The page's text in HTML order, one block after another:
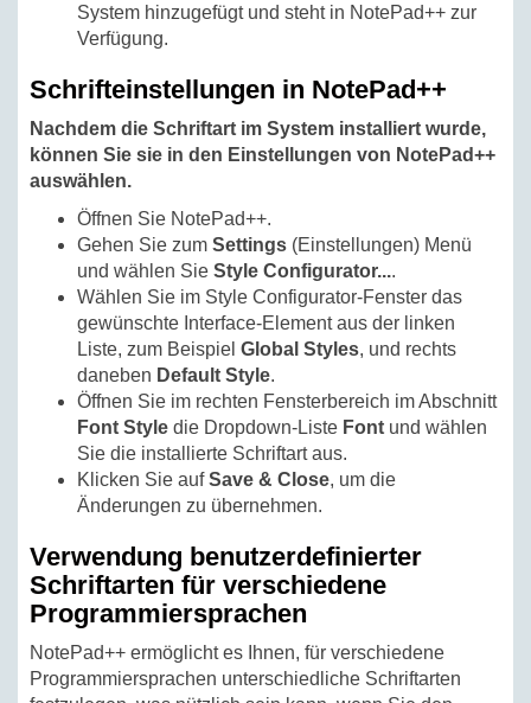
System hinzugefügt und steht in NotePad++ zur
Verfügung.
Schrifteinstellungen in NotePad++
Nachdem die Schriftart im System installiert wurde,
können Sie sie in den Einstellungen von NotePad++
auswählen.
Öffnen Sie NotePad++.
Gehen Sie zum Settings (Einstellungen) Menü
und wählen Sie Style Configurator....
Wählen Sie im Style Configurator-Fenster das
gewünschte Interface-Element aus der linken
Liste, zum Beispiel Global Styles, und rechts
daneben Default Style.
Öffnen Sie im rechten Fensterbereich im Abschnitt
Font Style die Dropdown-Liste Font und wählen
Sie die installierte Schriftart aus.
Klicken Sie aufSave & Close, um die
Änderungen zu übernehmen.
Verwendung benutzerdefinierter
Schriftarten für verschiedene
Programmiersprachen
NotePad++ ermöglicht es Ihnen, für verschiedene
Programmiersprachen unterschiedliche Schriftarten